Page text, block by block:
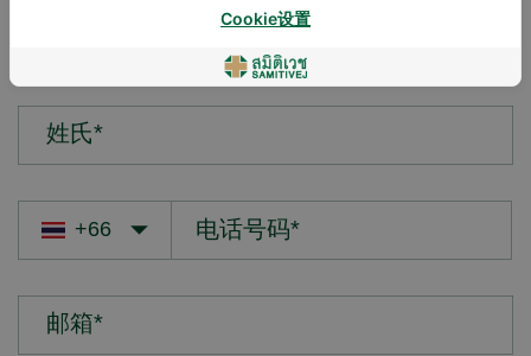
姓氏*
邮箱*
Cookie设置